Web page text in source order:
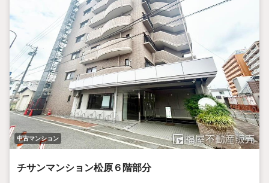
中古マンション
チサンマンション松原６階部分